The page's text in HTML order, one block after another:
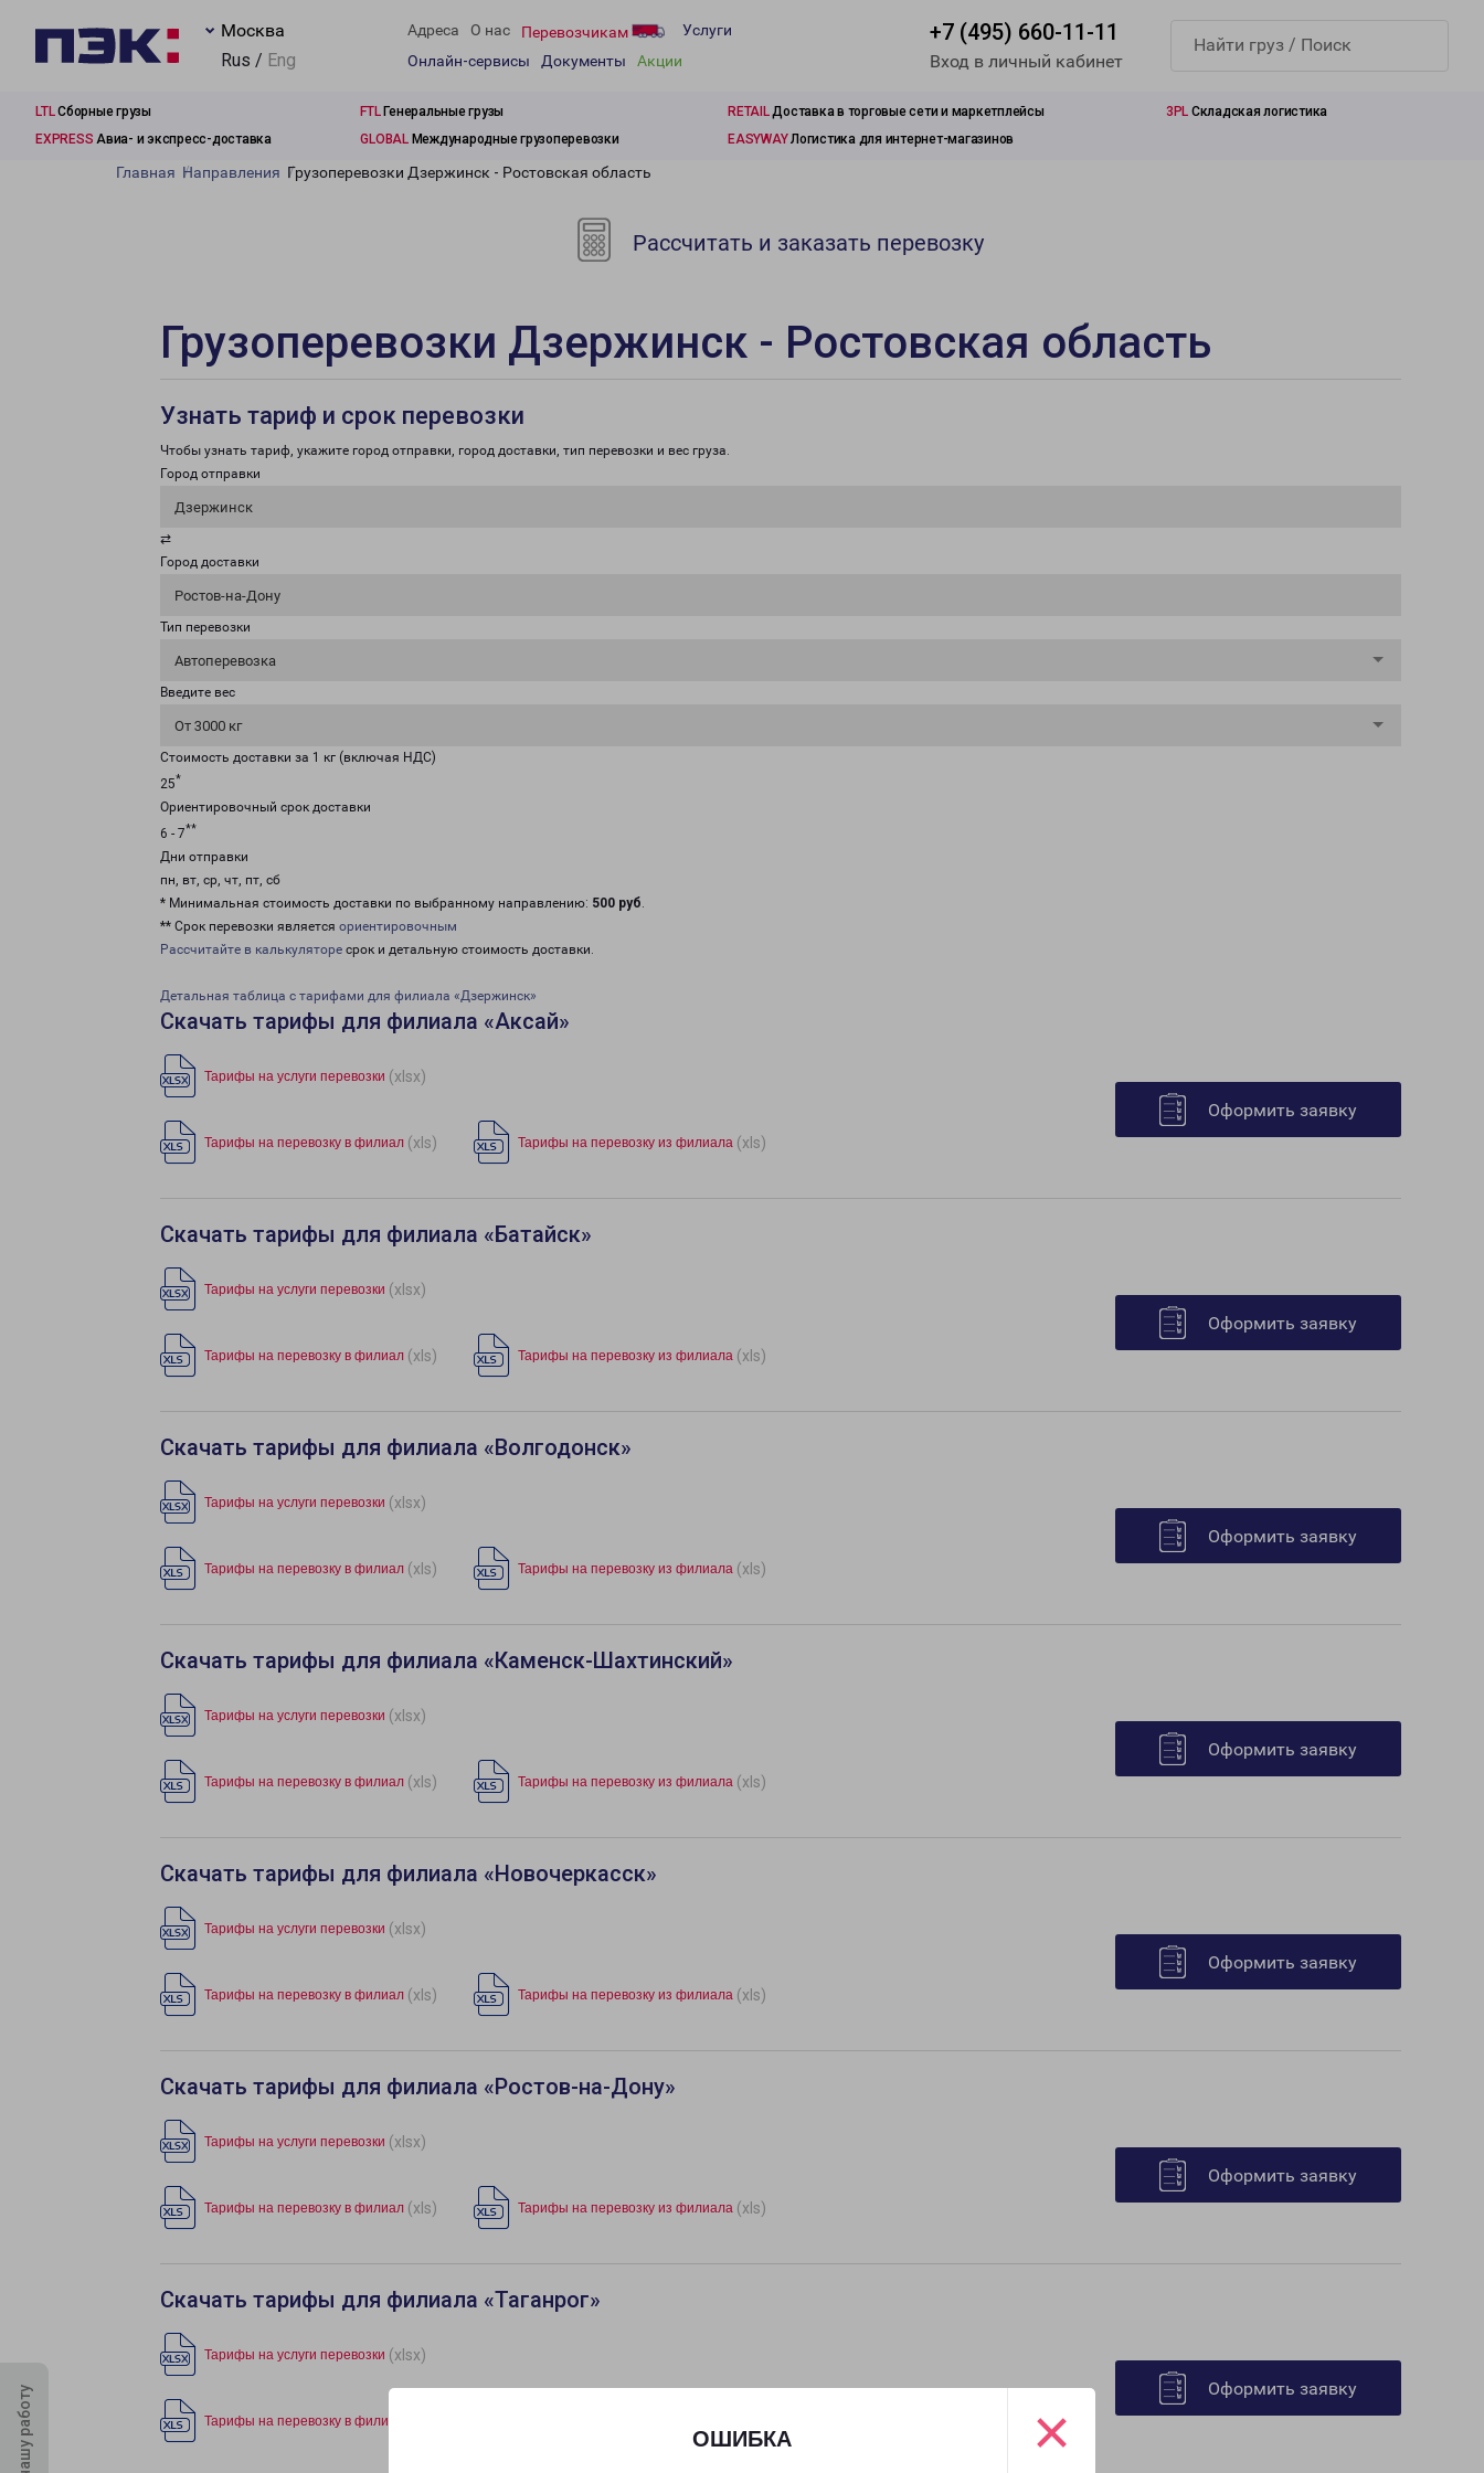
ОШИБКА ×
Москва
Rus / Eng
Адреса О нас Перевозчикам
Услуги
Онлайн-сервисы
Документы Акции
+7 (495) 660-11-11
Вход в личный кабинет
LTLСборные грузы FTLГенеральные грузы RETAILДоставка в торговые сети и маркетплейсы 3PL Складская логистика
EXPRESS Авиа- и экспресс-доставка GLOBALМеждународные грузоперевозки EASYWAYЛогистика для интернет-магазинов
Главная Направления Грузоперевозки Дзержинск - Ростовская область
Рассчитать и заказать перевозку
Грузоперевозки Дзержинск - Ростовская область
Узнать тариф и срок перевозки
Чтобы узнать тариф, укажите город отправки, город доставки, тип перевозки и вес груза.
Город отправки
Дзержинск
⇄
Город доставки
Ростов-на-Дону
Тип перевозки
Автоперевозка
Введите вес
От 3000 кг
Стоимость доставки за 1 кг (включая НДС)
25*
Ориентировочный срок доставки
6 - 7**
Дни отправки
пн, вт, ср, чт, пт, сб
* Минимальная стоимость доставки по выбранному направлению: 500 руб.
** Срок перевозки является ориентировочным
Рассчитайте в калькуляторе срок и детальную стоимость доставки.
Детальная таблица с тарифами для филиала «Дзержинск»
Скачать тарифы для филиала «Аксай»
Тарифы на услуги перевозки (xlsx)
Тарифы на перевозку в филиал (xls) Тарифы на перевозку из филиала (xls)
Оформить заявку
Скачать тарифы для филиала «Батайск»
Тарифы на услуги перевозки (xlsx)
Тарифы на перевозку в филиал (xls) Тарифы на перевозку из филиала (xls)
Оформить заявку
Скачать тарифы для филиала «Волгодонск»
Тарифы на услуги перевозки (xlsx)
Тарифы на перевозку в филиал (xls) Тарифы на перевозку из филиала (xls)
Оформить заявку
Скачать тарифы для филиала «Каменск-Шахтинский»
Тарифы на услуги перевозки (xlsx)
Тарифы на перевозку в филиал (xls) Тарифы на перевозку из филиала (xls)
Оформить заявку
Скачать тарифы для филиала «Новочеркасск»
Тарифы на услуги перевозки (xlsx)
Тарифы на перевозку в филиал (xls) Тарифы на перевозку из филиала (xls)
Оформить заявку
Скачать тарифы для филиала «Ростов-на-Дону»
Тарифы на услуги перевозки (xlsx)
Тарифы на перевозку в филиал (xls) Тарифы на перевозку из филиала (xls)
Оформить заявку
Скачать тарифы для филиала «Таганрог»
Тарифы на услуги перевозки (xlsx)
Тарифы на перевозку в филиал
Оформить заявку